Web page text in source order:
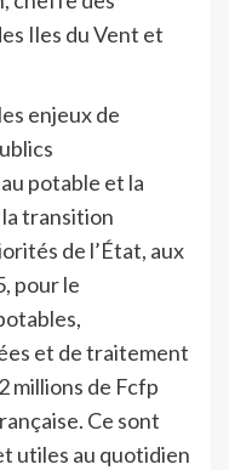
Iles du Vent et
enjeux de
potable et la
transition
de l’État, aux
pour le
et de traitement
millions de Fcfp
Ce sont
utiles au quotidien